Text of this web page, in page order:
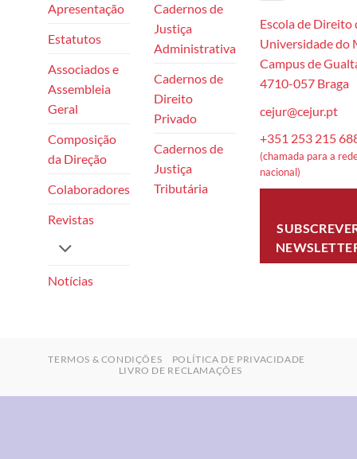
Apresentação
Estatutos
Associados e
Assembleia
Geral
Composição
da Direção
Colaboradores
Revistas
Notícias
Cadernos de
Justiça
Administrativa
Cadernos de
Direito
Privado
Cadernos de
Justiça
Tributária
Escola de Direito
Universidade do
Campus de
4710-057 Braga
cejur@cejur.pt
+351 253 215
(chamada para a
nacional)
TERMOS & CONDIÇÕES
POLÍTICA DE PRIVACIDADE
LIVRO DE RECLAMAÇÕES